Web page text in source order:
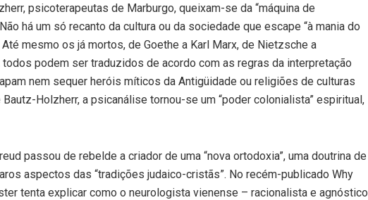
psicoterapeutas de Marburgo, queixam-se da “máquina de
há um só recanto da cultura ou da sociedade que escape “à mania do
mesmo os já mortos, de Goethe a Karl Marx, de Nietzsche a
todos podem ser traduzidos de acordo com as regras da interpretação
nem sequer heróis míticos da Antigüidade ou religiões de culturas
Holzherr, a psicanálise tornou-se um “poder colonialista” espiritual,
passou de rebelde a criador de uma “nova ortodoxia”, uma doutrina de
aspectos das “tradições judaico-cristãs”. No recém-publicado Why
tenta explicar como o neurologista vienense – racionalista e agnóstico